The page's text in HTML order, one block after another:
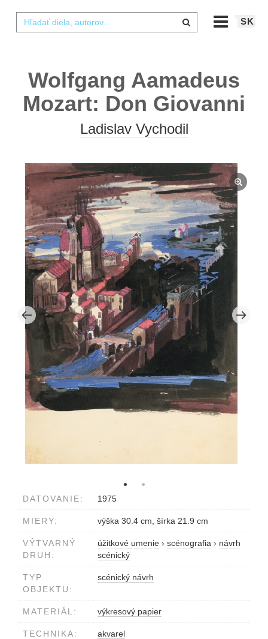
SK
Wolfgang Aamadeus
Mozart: Don Giovanni
Ladislav Vychodil
DATOVANIE: 1975
MIERY: výška 30.4 cm, šírka 21.9 cm
VÝTVARNÝ
DRUH:
úžitkové umenie › scénografia › návrh
scénický
TYP
OBJEKTU:
scénický návrh
MATERIÁL: výkresový papier
TECHNIKA:
akvarel